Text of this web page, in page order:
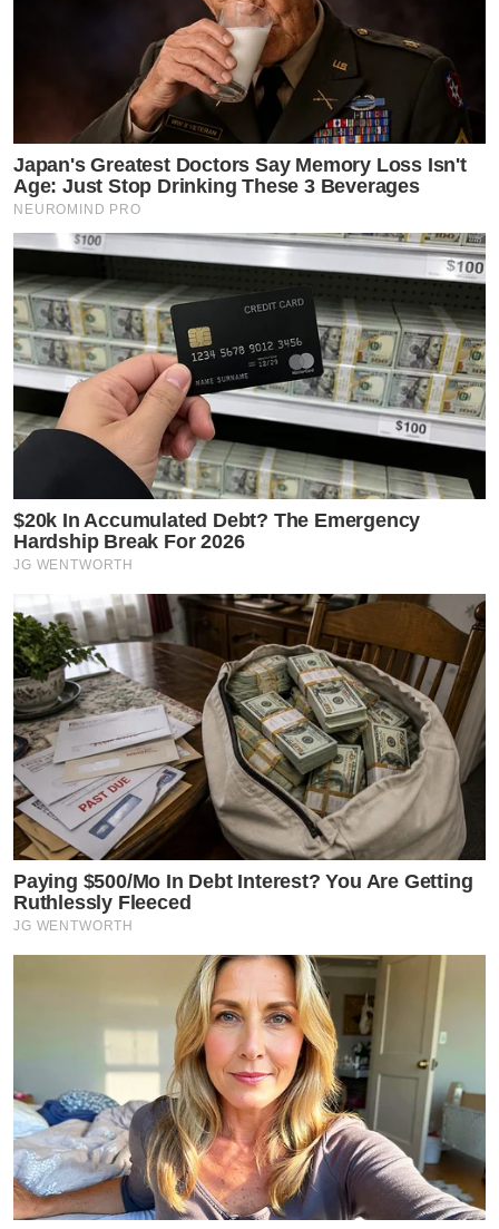
Japan's Greatest Doctors Say Memory Loss Isn't
Age: Just Stop Drinking These 3 Beverages
NEUROMIND PRO
$20k In Accumulated Debt? The Emergency
Hardship Break For 2026
JG WENTWORTH
Paying $500/Mo In Debt Interest? You Are Getting
Ruthlessly Fleeced
JG WENTWORTH